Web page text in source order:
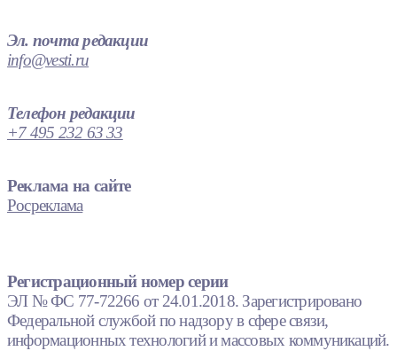
Эл. почта редакции
info@vesti.ru
Телефон редакции
+7 495 232 63 33
Реклама на сайте
Росреклама
Регистрационный номер серии
ЭЛ № ФС 77-72266 от 24.01.2018. Зарегистрировано
Федеральной службой по надзору в сфере связи,
информационных технологий и массовых коммуникаций.